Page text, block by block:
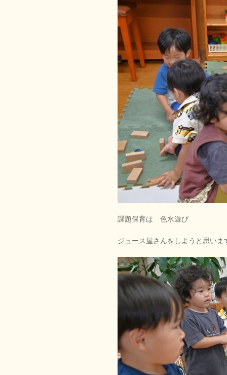
課題保育は 色水遊び
ジュース屋さんをしようと思いま